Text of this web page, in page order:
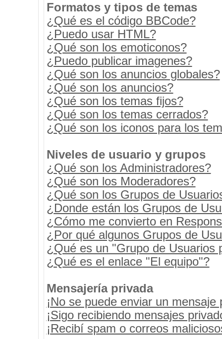
Formatos y tipos de temas
¿Qué es el código BBCode?
¿Puedo usar HTML?
¿Qué son los emoticonos?
¿Puedo publicar imagenes?
¿Qué son los anuncios globales?
¿Qué son los anuncios?
¿Qué son los temas fijos?
¿Qué son los temas cerrados?
¿Qué son los iconos para los
Niveles de usuario y grupos
¿Qué son los Administradores?
¿Qué son los Moderadores?
¿Qué son los Grupos de
¿Donde están los Grupos de
¿Cómo me convierto en
¿Por qué algunos Grupos de
¿Qué es un "Grupo de Usuarios
¿Qué es el enlace "El equipo"?
Mensajería privada
¡No se puede enviar un mensaje
¡Sigo recibiendo mensajes
¡Recibí spam o correos